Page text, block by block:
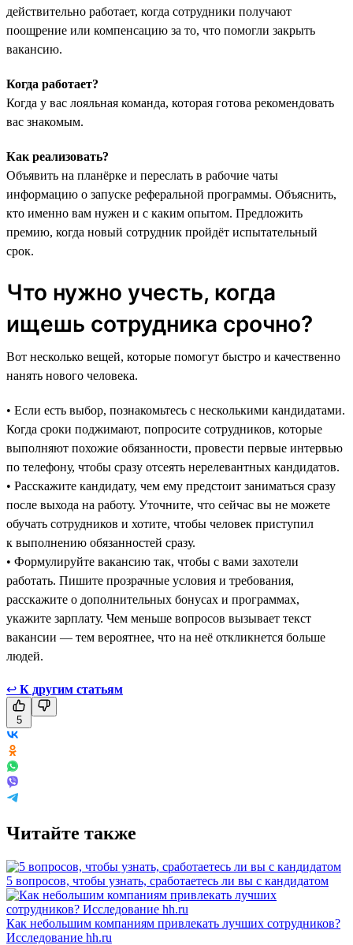
действительно работает, когда сотрудники получают
поощрение или компенсацию за то, что помогли закрыть
вакансию.
Когда работает?
Когда у вас лояльная команда, которая готова рекомендовать
вас знакомым.
Как реализовать?
Объявить на планёрке и переслать в рабочие чаты
информацию о запуске реферальной программы. Объяснить,
кто именно вам нужен и с каким опытом. Предложить
премию, когда новый сотрудник пройдёт испытательный
срок.
Что нужно учесть, когда
ищешь сотрудника срочно?
Вот несколько вещей, которые помогут быстро и качественно
нанять нового человека.
• Если есть выбор, познакомьтесь с несколькими кандидатами.
Когда сроки поджимают, попросите сотрудников, которые
выполняют похожие обязанности, провести первые интервью
по телефону, чтобы сразу отсеять нерелевантных кандидатов.
• Расскажите кандидату, чем ему предстоит заниматься сразу
после выхода на работу. Уточните, что сейчас вы не можете
обучать сотрудников и хотите, чтобы человек приступил
к выполнению обязанностей сразу.
• Формулируйте вакансию так, чтобы с вами захотели
работать. Пишите прозрачные условия и требования,
расскажите о дополнительных бонусах и программах,
укажите зарплату. Чем меньше вопросов вызывает текст
вакансии — тем вероятнее, что на неё откликнется больше
людей.
↩ К другим статьям
5
Читайте также
5 вопросов, чтобы узнать, сработаетесь ли вы с кандидатом
Как небольшим компаниям привлекать лучших сотрудников?
Исследование hh.ru